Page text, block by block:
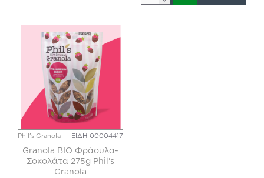
Phil's Granola ΕΙΔΗ-00004417
Granola BIO Φράουλα-
Σοκολάτα 275g Phil's
Granola